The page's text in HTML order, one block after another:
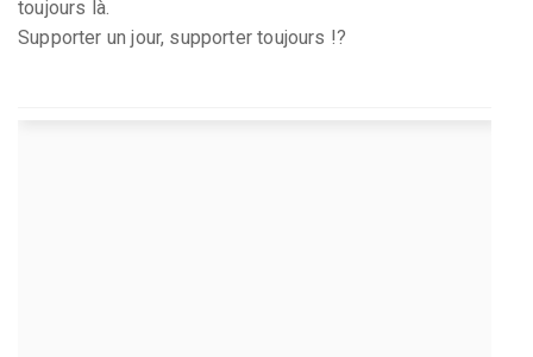
toujours là.
Supporter un jour, supporter toujours !?